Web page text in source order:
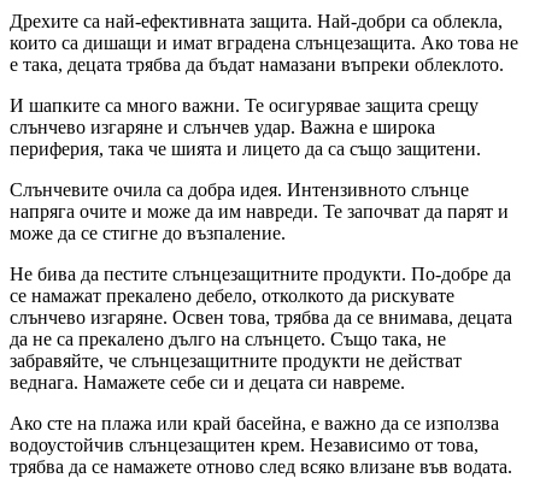
Дрехите са най-ефективната защита. Най-добри са облекла,
които са дишащи и имат вградена слънцезащита. Ако това не
е така, децата трябва да бъдат намазани въпреки облеклото.
И шапките са много важни. Те осигурявае защита срещу
слънчево изгаряне и слънчев удар. Важна е широка
периферия, така че шията и лицето да са също защитени.
Слънчевите очила са добра идея. Интензивното слънце
напряга очите и може да им навреди. Те започват да парят и
може да се стигне до възпаление.
Не бива да пестите слънцезащитните продукти. По-добре да
се намажат прекалено дебело, отколкото да рискувате
слънчево изгаряне. Освен това, трябва да се внимава, децата
да не са прекалено дълго на слънцето. Също така, не
забравяйте, че слънцезащитните продукти не действат
веднага. Намажете себе си и децата си навреме.
Ако сте на плажа или край басейна, е важно да се използва
водоустойчив слънцезащитен крем. Независимо от това,
трябва да се намажете отново след всяко влизане във водата.